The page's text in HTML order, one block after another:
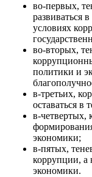
во-первых,
развиваться
условиях
во-вторых,
политики и
в-третьих,
оставаться в
в-четвертых,
экономики;
в-пятых,
коррупции, а
экономики.